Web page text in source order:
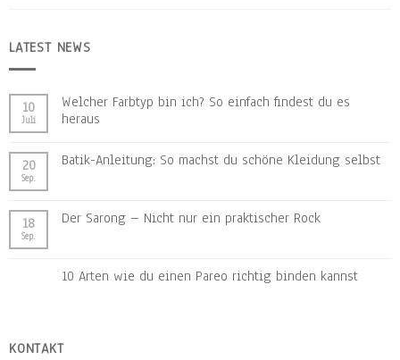
LATEST NEWS
10
Juli
Welcher Farbtyp bin ich? So einfach findest du es
heraus
20
Sep.
Batik-Anleitung: So machst du schöne Kleidung selbst
18
Sep.
Der Sarong – Nicht nur ein praktischer Rock
10 Arten wie du einen Pareo richtig binden kannst
KONTAKT